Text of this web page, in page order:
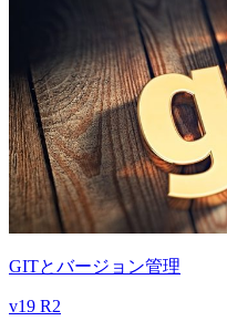
GITとバージョン管理
v19 R2